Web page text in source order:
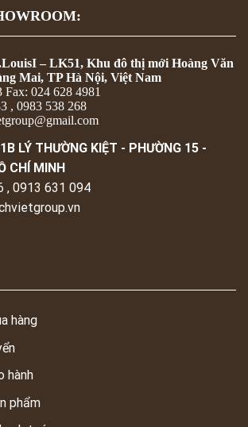
– LK51, Khu đô thị mới Hoàng Văn
Mai, TP Hà Nội, Việt Nam
Fax: 024 628 4981
, 0983 538 268
LÝ THƯỜNG KIỆT - PHƯỜNG 15 -
CHÍ MINH
, 0913 631 094
hàng
hành
phẩm